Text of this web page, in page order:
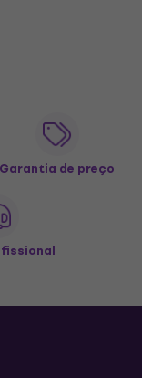
Garantia de preço